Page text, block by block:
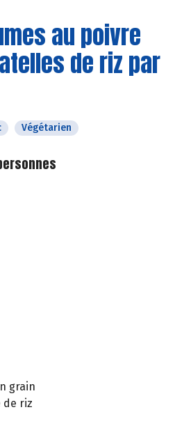
au poivre
de riz par
Végétarien
grain
de riz